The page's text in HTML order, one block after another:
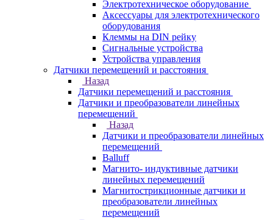
Электротехническое оборудование
Аксессуары для электротехнического
оборудования
Клеммы на DIN рейку
Сигнальные устройства
Устройства управления
Датчики перемещений и расстояния
Назад
Датчики перемещений и расстояния
Датчики и преобразователи линейных
перемещений
Назад
Датчики и преобразователи линейных
перемещений
Balluff
Магнито- индуктивные датчики
линейных перемещений
Магнитострикционные датчики и
преобразователи линейных
перемещений